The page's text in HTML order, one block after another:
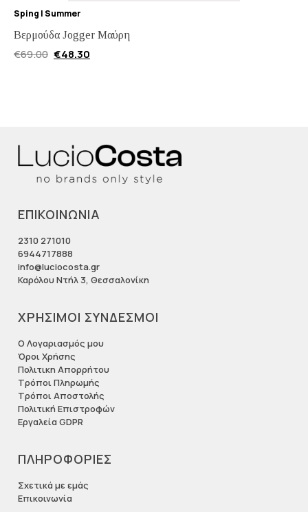
Sping | Summer
Βερμούδα Jogger Μαύρη
€69.00 €48.30
ΕΠΙΚΟΙΝΩΝΙΑ
2310 271010
6944717888
info@luciocosta.gr
Καρόλου Ντήλ 3, Θεσσαλονίκη
ΧΡΗΣΙΜΟΙ ΣΥΝΔΕΣΜΟΙ
Ο Λογαριασμός μου
Όροι Χρήσης
Πολιτικη Απορρήτου
Τρόποι Πληρωμής
Τρόποι Αποστολής
Πολιτική Επιστροφών
Εργαλεία GDPR
ΠΛΗΡΟΦΟΡΙΕΣ
Σχετικά με εμάς
Επικοινωνία